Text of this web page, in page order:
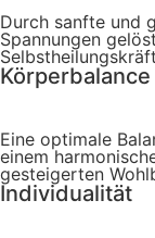
Durch sanfte und
Spannungen
Körperbalance
Eine optimale
einem
gesteigerten
Individualität